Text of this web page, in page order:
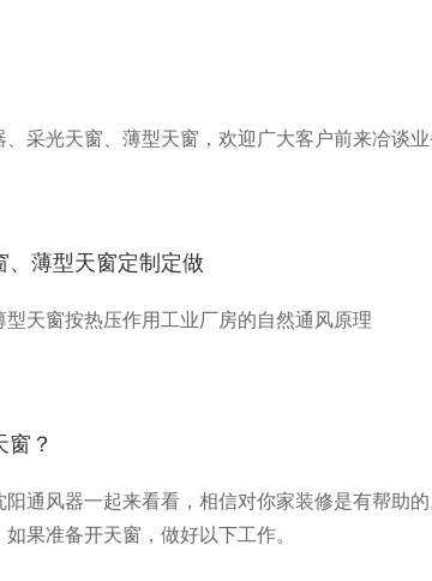
采光天窗、薄型天窗，欢迎广大客户前来冾谈业
、薄型天窗定制定做
天窗按热压作用工业厂房的自然通风原理
窗？
通风器一起来看看，相信对你家装修是有帮助
果准备开天窗，做好以下工作。